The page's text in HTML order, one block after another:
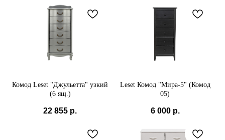
Комод Leset "Джульетта" узкий
(6 ящ.)
22 855 р.
Leset Комод "Мира-5" (Комод
05)
6 000 р.